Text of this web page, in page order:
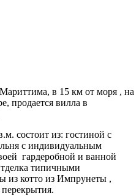
в 15 км от моря , на
продается вилла в
состоит из: гостиной с
с индивидуальным
гардеробной и ванной
типичными
из котто из Импрунеты ,